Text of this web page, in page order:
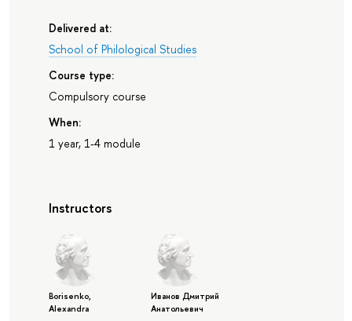
Delivered at:
School of Philological Studies
Course type:
Compulsory course
When:
1 year, 1-4 module
Instructors
Borisenko,
Alexandra
Иванов Дмитрий
Анатольевич